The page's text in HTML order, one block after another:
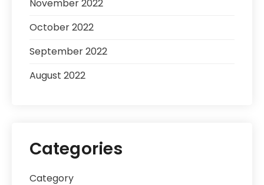
November 2022
October 2022
September 2022
August 2022
Categories
Category